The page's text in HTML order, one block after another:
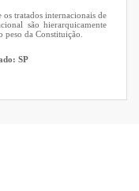
tratados internacionais de
são hierarquicamente
peso da Constituição.
SP